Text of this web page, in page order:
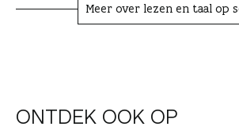
Meer over lezen en taal op
ONTDEK OOK OP